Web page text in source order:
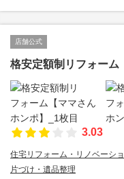
店舗公式
格安定額制リフォーム
3.03
住宅リフォーム・リノベーシ
片づけ・遺品整理